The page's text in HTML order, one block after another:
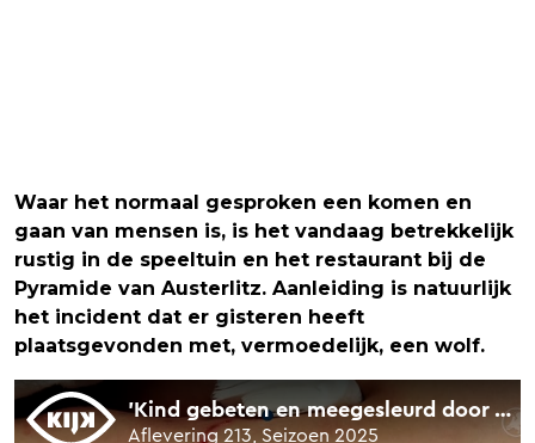
Waar het normaal gesproken een komen en
gaan van mensen is, is het vandaag betrekkelijk
rustig in de speeltuin en het restaurant bij de
Pyramide van Austerlitz. Aanleiding is natuurlijk
het incident dat er gisteren heeft
plaatsgevonden met, vermoedelijk, een wolf.